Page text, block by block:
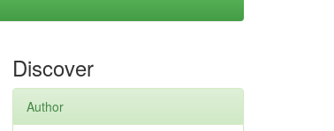
Discover
Author